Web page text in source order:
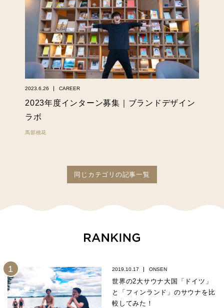
2023.6.26 CAREER
2023年度インターン募集｜ブランドデザイン
ラボ
馬部桃花
同じカテゴリの記事一覧
2019.10.17 ONSEN
世界の2大サウナ大国「ドイツ」
と「フィンランド」のサウナを比
較してみた！